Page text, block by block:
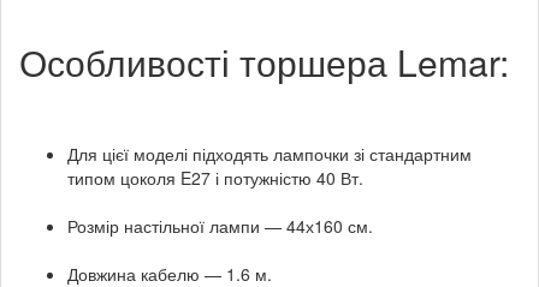
Особливості торшера Lemar:
Для цієї моделі підходять лампочки зі стандартним
типом цоколя E27 і потужністю 40 Вт.
Розмір настільної лампи — 44х160 см.
Довжина кабелю — 1.6 м.